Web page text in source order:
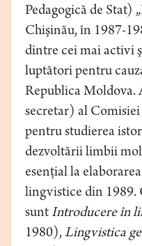
Pedagogică de Stat)
Chişinău, în 1987-
dintre cei mai activi
luptători pentru
Republica Moldova.
secretar) al
pentru studierea
dezvoltării limbii
esenţial la
lingvistice din 1989.
suntIntroducere în
1980),Lingvistica